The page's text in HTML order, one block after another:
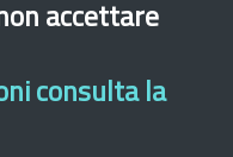
accettare
consulta la